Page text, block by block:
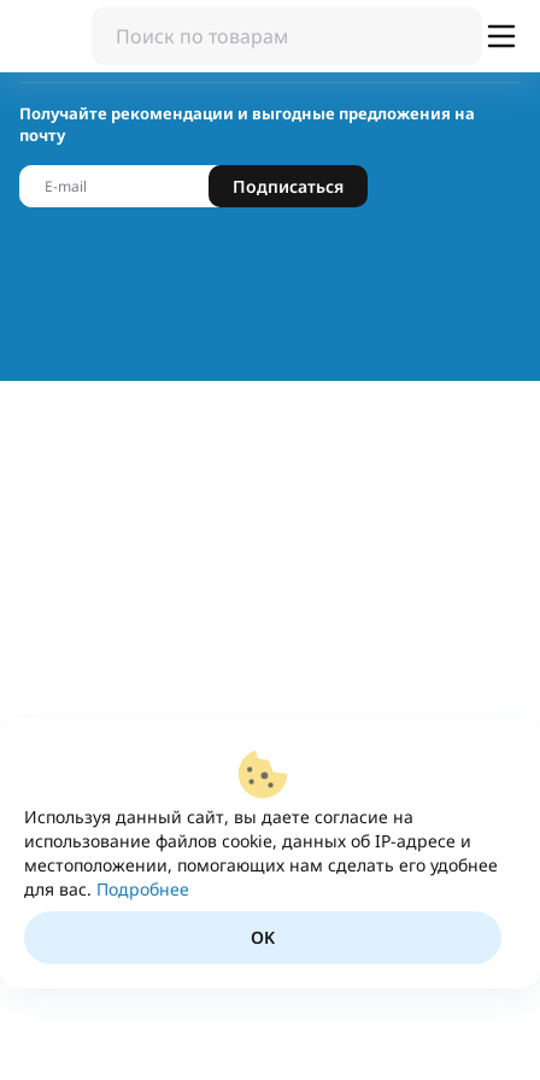
Используя данный сайт, вы даете согласие на
использование файлов cookie, данных об IP-адресе и
местоположении, помогающих нам сделать его удобнее
для вас. Подробнее
OK
Получайте рекомендации и выгодные предложения на
почту
Подписаться